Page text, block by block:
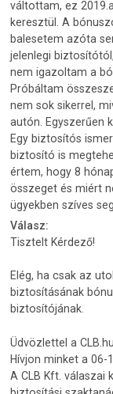
váltottam, ez
keresztül. A
balesetem azóta
jelenlegi
nem igazoltam a
Próbáltam
nem sok sikerrel,
autón. Egyszerűen
Egy biztosítós
biztosító is
értem, hogy 8
összeget és miért
ügyekben szíves
Válasz:
Tisztelt Kérdező!
Elég, ha csak az
biztosításának
biztosítójának.
Üdvözlettel a
Hívjon minket a 06-
A CLB Kft. válaszai